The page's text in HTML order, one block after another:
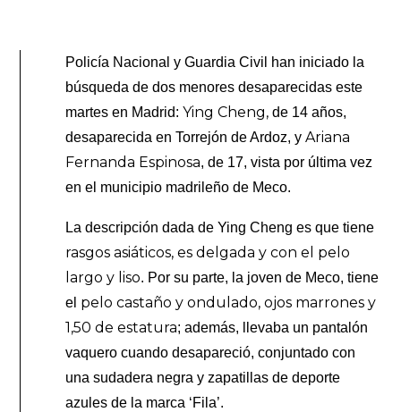
Policía Nacional y Guardia Civil han iniciado la
búsqueda de dos menores desaparecidas este
martes en Madrid:Ying Cheng, de 14 años,
desaparecida en Torrejón de Ardoz, y Ariana
Fernanda Espinosa, de 17, vista por última vez
en el municipio madrileño de Meco.
La descripción dada de Ying Cheng es que tiene
rasgos asiáticos, es delgada y con el pelo
largo y liso. Por su parte, la joven de Meco, tiene
el pelo castaño y ondulado, ojos marrones y
1,50 de estatura; además, llevaba un pantalón
vaquero cuando desapareció, conjuntado con
una sudadera negra y zapatillas de deporte
azules de la marca ‘Fila’.